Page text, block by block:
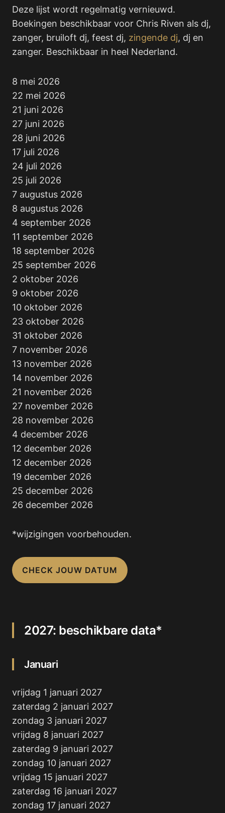
Deze lijst wordt regelmatig vernieuwd.
Boekingen beschikbaar voor Chris Riven als dj,
zanger, bruiloft dj, feest dj, zingende dj, dj en
zanger. Beschikbaar in heel Nederland.
8 mei 2026
22 mei 2026
21 juni 2026
27 juni 2026
28 juni 2026
17 juli 2026
24 juli 2026
25 juli 2026
7 augustus 2026
8 augustus 2026
4 september 2026
11 september 2026
18 september 2026
25 september 2026
2 oktober 2026
9 oktober 2026
10 oktober 2026
23 oktober 2026
31 oktober 2026
7 november 2026
13 november 2026
14 november 2026
21 november 2026
27 november 2026
28 november 2026
4 december 2026
12 december 2026
12 december 2026
19 december 2026
25 december 2026
26 december 2026
*wijzigingen voorbehouden.
CHECK JOUW DATUM
2027: beschikbare data*
Januari
vrijdag 1 januari 2027
zaterdag 2 januari 2027
zondag 3 januari 2027
vrijdag 8 januari 2027
zaterdag 9 januari 2027
zondag 10 januari 2027
vrijdag 15 januari 2027
zaterdag 16 januari 2027
zondag 17 januari 2027